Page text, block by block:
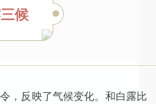
候
，反映了气候变化。和白露比